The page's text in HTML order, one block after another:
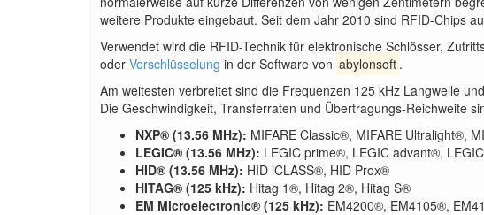
weitere Produkte eingebaut. Seit dem Jahr 2010 sind RFID-Chips
Verwendet wird die RFID-Technik für elektronische Schlösser,
oder Verschlüsselung in der Software von abylonsoft .
Am weitesten verbreitet sind die Frequenzen 125 kHz Langwelle
Die Geschwindigkeit, Transferraten und Übertragungs-Reichweite
NXP® (13.56 MHz): MIFARE Classic®, MIFARE Ultralight®,
LEGIC® (13.56 MHz): LEGIC prime®, LEGIC advant®,
HID® (13.56 MHz): HID iCLASS®, HID Prox®
HITAG® (125 kHz): Hitag 1®, Hitag 2®, Hitag S®
EM Microelectronic® (125 kHz): EM4200®, EM4105®,